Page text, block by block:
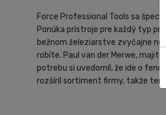
Force Professional Tools sa
Ponúka prístroje pre každý typ
bežnom železiarstve zvyčajne
robíte. Paul van der Merwe,
potrebu si uvedomil, že ide o
rozšíril sortiment firmy, takže